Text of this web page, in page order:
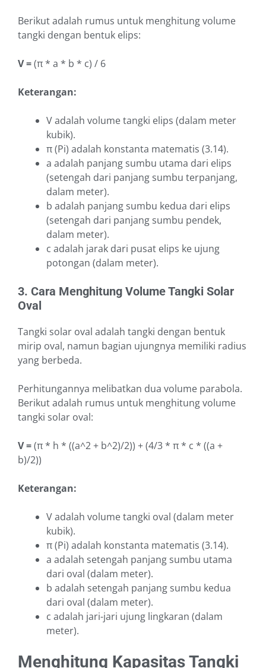
Berikut adalah rumus untuk menghitung volume
tangki dengan bentuk elips:
V =(π * a * b * c) / 6
Keterangan:
V adalah volume tangki elips (dalam meter
kubik).
π (Pi) adalah konstanta matematis (3.14).
a adalah panjang sumbu utama dari elips
(setengah dari panjang sumbu terpanjang,
dalam meter).
b adalah panjang sumbu kedua dari elips
(setengah dari panjang sumbu pendek,
dalam meter).
c adalah jarak dari pusat elips ke ujung
potongan (dalam meter).
3. Cara Menghitung Volume Tangki Solar
Oval
Tangki solar oval adalah tangki dengan bentuk
mirip oval, namun bagian ujungnya memiliki radius
yang berbeda.
Perhitungannya melibatkan dua volume parabola.
Berikut adalah rumus untuk menghitung volume
tangki solar oval:
V =(π * h * ((a^2 + b^2)/2)) + (4/3 * π * c * ((a +
b)/2))
Keterangan:
V adalah volume tangki oval (dalam meter
kubik).
π (Pi) adalah konstanta matematis (3.14).
a adalah setengah panjang sumbu utama
dari oval (dalam meter).
b adalah setengah panjang sumbu kedua
dari oval (dalam meter).
c adalah jari-jari ujung lingkaran (dalam
meter).
Menghitung Kapasitas Tangki